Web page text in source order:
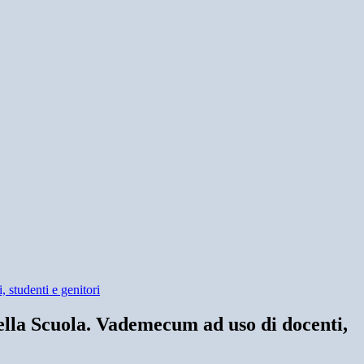
studenti e genitori
Scuola. Vademecum ad uso di docenti,